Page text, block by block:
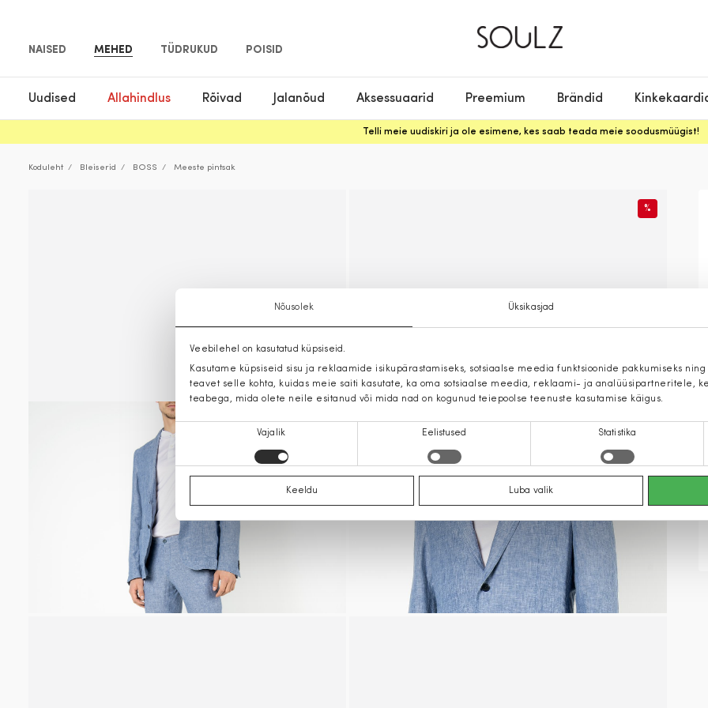
Nõusolek Üksikasjad
Veebilehel on kasutatud küpsiseid.
Kasutame küpsiseid sisu ja reklaamide isikupärastamiseks, sotsiaalse meedia funktsioonide pakkumiseks
teavet selle kohta, kuidas meie saiti kasutate, ka oma sotsiaalse meedia, reklaami- ja analüüsipartneritele,
teabega, mida olete neile esitanud või mida nad on kogunud teiepoolse teenuste kasutamise käigus.
Vajalik Eelistused Statistika
Keeldu Luba valik
NAISED MEHED TÜDRUKUD POISID
Uudised Allahindlus Rõivad Jalanõud Aksessuaarid Preemium Brändid
Telli meie uudiskiri ja ole esimene, kes saab teada meie soodusmüügist!
Koduleht Bleiserid BOSS Meeste pintsak
%